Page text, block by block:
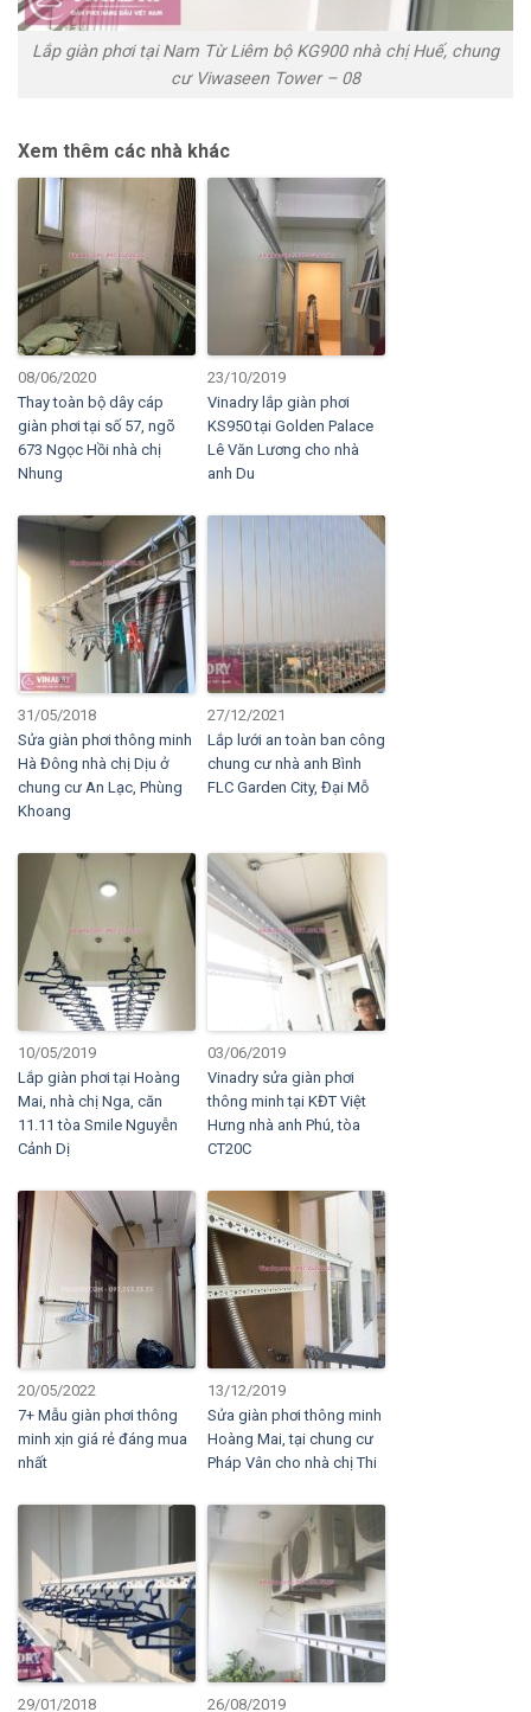
Lắp giàn phơi tại Nam Từ Liêm bộ KG900 nhà chị Huế, chung
cư Viwaseen Tower – 08
Xem thêm các nhà khác
08/06/2020
Thay toàn bộ dây cáp
giàn phơi tại số 57, ngõ
673 Ngọc Hồi nhà chị
Nhung
23/10/2019
Vinadry lắp giàn phơi
KS950 tại Golden Palace
Lê Văn Lương cho nhà
anh Du
31/05/2018
Sửa giàn phơi thông minh
Hà Đông nhà chị Dịu ở
chung cư An Lạc, Phùng
Khoang
27/12/2021
Lắp lưới an toàn ban công
chung cư nhà anh Bình
FLC Garden City, Đại Mỗ
10/05/2019
Lắp giàn phơi tại Hoàng
Mai, nhà chị Nga, căn
11.11 tòa Smile Nguyễn
Cảnh Dị
03/06/2019
Vinadry sửa giàn phơi
thông minh tại KĐT Việt
Hưng nhà anh Phú, tòa
CT20C
20/05/2022
7+ Mẫu giàn phơi thông
minh xịn giá rẻ đáng mua
nhất
13/12/2019
Sửa giàn phơi thông minh
Hoàng Mai, tại chung cư
Pháp Vân cho nhà chị Thi
29/01/2018 26/08/2019